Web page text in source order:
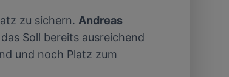
zu sichern. Andreas
Soll bereits ausreichend
und noch Platz zum